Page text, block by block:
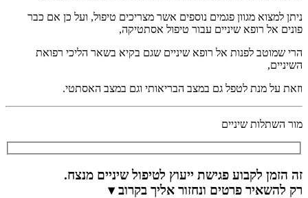
ניתן למצוא מגוון פגמים נוספים אשר מצריכים טיפול, ועל כן אם כבר
פונים אל רופא שיניים עבור טיפול אסתטיקה,
הרי שמוטב לפנות אל רופא שיניים שגם בקיא בשאר הליכי רפואת
השיניים,
וזאת על מנת לטפל גם במצב הבריאותי וגם במצב האסתטי.
מור השתלות שיניים
זה הזמן לקבוע פגישת ייעוץ לטיפול שיניים מנצח.
רק להשאיר פרטים ונחזור אליך בקרוב ▾